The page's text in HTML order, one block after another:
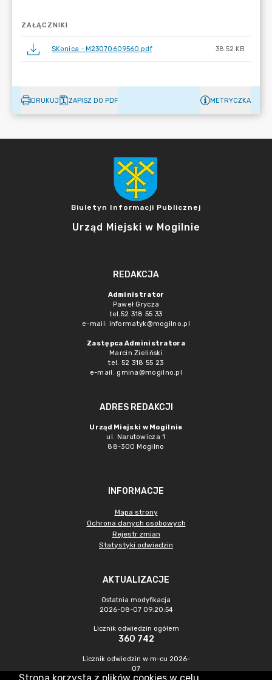
ZAŁĄCZNIKI
SKonica - M23070609560.pdf 38.52 KB
DRUKUJ ZAPISZ DO PDF METRYCZKA
Biuletyn Informacji Publicznej
Urząd Miejski w Mogilnie
REDAKCJA
Administrator
Paweł Grycza
tel.52 318 55 33
e-mail: informatyk@mogilno.pl
Zastępca Administratora
Marcin Zieliński
tel. 52 318 55 23
e-mail: gmina@mogilno.pl
ADRES REDAKCJI
Urząd Miejski w Mogilnie
ul. Narutowicza 1
88-300 Mogilno
INFORMACJE
Mapa strony
Ochrona danych osobowych
Rejestr zmian
Statystyki odwiedzin
AKTUALIZACJE
Ostatnia modyfikacja
2026-08-07 09:20:54
Licznik odwiedzin ogółem
360 742
Licznik odwiedzin w m-cu 2026-
07